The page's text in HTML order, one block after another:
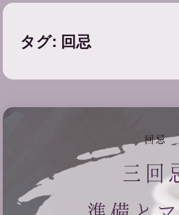
タグ: 回忌